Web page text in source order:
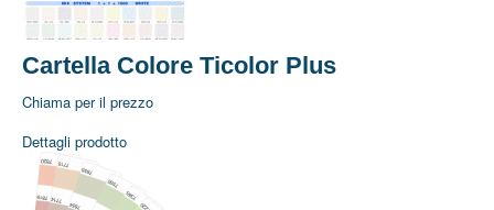
Home
Azienda
Dove Siamo
Prodotti
Idropitture Traspiranti
Idropitture Lavabili
Cartella Colore Ticolor Plus
Chiama per il prezzo
Dettagli prodotto